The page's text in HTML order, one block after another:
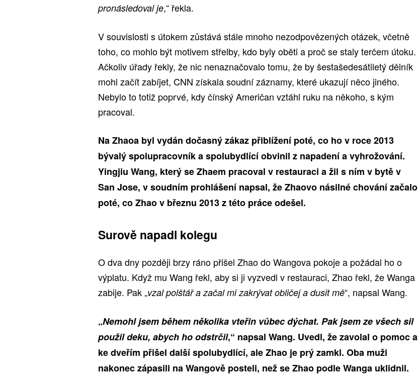
pronásledoval je,“ řekla.
V souvislosti s útokem zůstává stále mnoho nezodpovězených otázek, včetně
toho, co mohlo být motivem střelby, kdo byly oběti a proč se staly terčem útoku.
Ačkoliv úřady řekly, že nic nenaznačovalo tomu, že by šestašedesátiletý dělník
mohl začít zabíjet, CNN získala soudní záznamy, které ukazují něco jiného.
Nebylo to totiž poprvé, kdy čínský Američan vztáhl ruku na někoho, s kým
pracoval.
Na Zhaoa byl vydán dočasný zákaz přiblížení poté, co ho v roce 2013
bývalý spolupracovník a spolubydlící obvinil z napadení a vyhrožování.
Yingjiu Wang, který se Zhaem pracoval v restauraci a žil s ním v bytě v
San Jose, v soudním prohlášení napsal, že Zhaovo násilné chování začalo
poté, co Zhao v březnu 2013 z této práce odešel.
Surově napadl kolegu
O dva dny později brzy ráno přišel Zhao do Wangova pokoje a požádal ho o
výplatu. Když mu Wang řekl, aby si ji vyzvedl v restauraci, Zhao řekl, že Wanga
zabije. Pak „vzal polštář a začal mi zakrývat obličej a dusit mě“, napsal Wang.
„Nemohl jsem během několika vteřin vůbec dýchat. Pak jsem ze všech sil
použil deku, abych ho odstrčil,“ napsal Wang. Uvedl, že zavolal o pomoc a
ke dveřím přišel další spolubydlící, ale Zhao je prý zamkl. Oba muži
nakonec zápasili na Wangově posteli, než se Zhao podle Wanga uklidnil.